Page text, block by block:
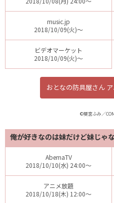
music.jp
2018/10/09(火)～
ビデオマーケット
2018/10/09(火)～
おとなの防具屋さん
©斐宮ふみ／
俺が好きなのは妹だけど妹じゃ
AbemaTV
2018/10/10(水) 24:00～
アニメ放題
2018/10/18(木) 12:00～